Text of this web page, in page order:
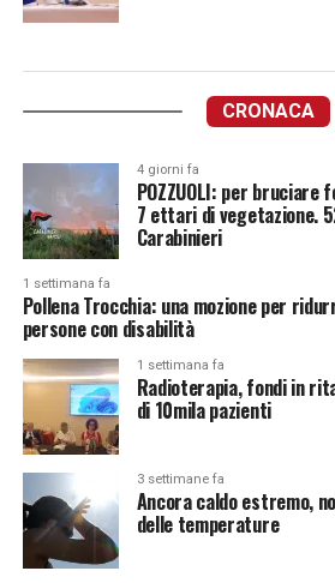
CRONACA
4 giorni fa
POZZUOLI: per
7 ettari di vegetazione.
Carabinieri
1 settimana fa
Pollena Trocchia: una mozione per
persone con disabilità
1 settimana fa
Radioterapia, fondi in
di 10mila pazienti
3 settimane fa
Ancora caldo estremo,
delle temperature